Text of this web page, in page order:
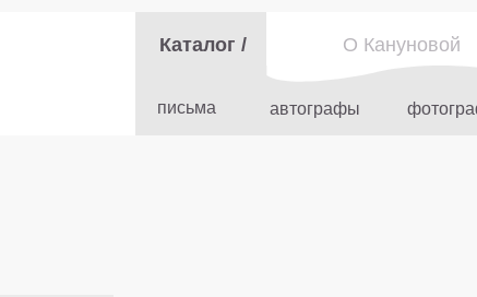
письма автографы
О Кануновой
Каталог /